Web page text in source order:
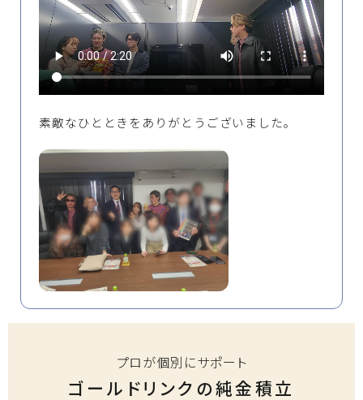
素敵なひとときをありがとうございました。
プロが個別にサポート
ゴールドリンクの純金積立